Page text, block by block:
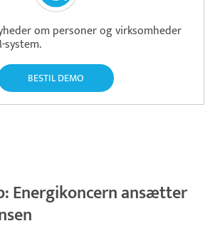
om personer og virksomheder
system.
BESTIL DEMO
Energikoncern ansætter